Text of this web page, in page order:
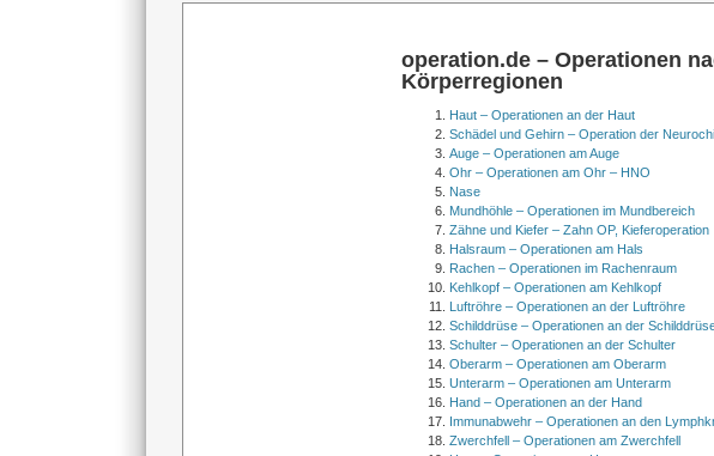
operation.de – Operationen
Körperregionen
Haut – Operationen an der Haut
Schädel und Gehirn – Operation der
Auge – Operationen am Auge
Ohr – Operationen am Ohr – HNO
Nase
Mundhöhle – Operationen im Mundbereich
Zähne und Kiefer – Zahn OP, Kieferoperation
Halsraum – Operationen am Hals
Rachen – Operationen im Rachenraum
Kehlkopf – Operationen am Kehlkopf
Luftröhre – Operationen an der Luftröhre
Schilddrüse – Operationen an der
Schulter – Operationen an der Schulter
Oberarm – Operationen am Oberarm
Unterarm – Operationen am Unterarm
Hand – Operationen an der Hand
Immunabwehr – Operationen an den
Zwerchfell – Operationen am Zwerchfell